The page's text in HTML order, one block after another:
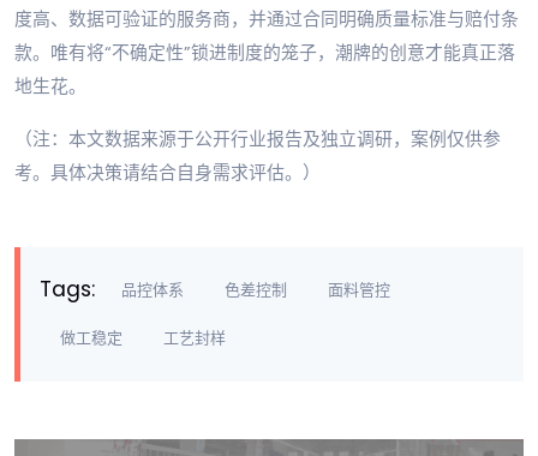
度高、数据可验证的服务商，并通过合同明确质量标准与赔付条
款。唯有将“不确定性”锁进制度的笼子，潮牌的创意才能真正落
地生花。
（注：本文数据来源于公开行业报告及独立调研，案例仅供参
考。具体决策请结合自身需求评估。）
Tags: 品控体系 色差控制 面料管控
做工稳定 工艺封样